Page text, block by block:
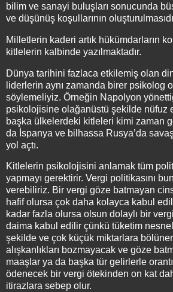
bilim ve sanayi buluşları sonucunda
ve düşünüş koşullarının
Milletlerin kaderi artık hükümdarların
kitlelerin kalbinde yazılmaktadır.
Dünya tarihini fazlaca etkilemiş olan
liderlerin aynı zamanda birer psikolog
söylemeliyiz. Örneğin Napolyon
psikolojisine olağanüstü şekilde nüfuz
başka ülkelerdeki kitleleri kimi zaman
da İspanya ve bilhassa Rusya’da
yol açtı.
Kitlelerin psikolojisini anlamak tüm
yapmayı gerektirir. Vergi politikasını
verebiliriz. Bir vergi göze batmayan
hafif olursa çok daha kolayca kabul
kadar fazla olursa olsun dolaylı bir
daima kabul edilir çünkü tüketim
şekilde ve çok küçük miktarlara
alışkanlıkları bozmayacak ve göze
maaşlar ya da başka tür gelirlerle
ödenecek bir vergi ötekinden on kat
itirazlara sebep olur.